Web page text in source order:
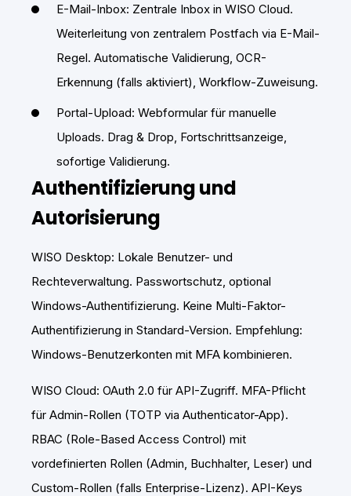
E-Mail-Inbox: Zentrale Inbox in WISO Cloud.
Weiterleitung von zentralem Postfach via E-Mail-
Regel. Automatische Validierung, OCR-
Erkennung (falls aktiviert), Workflow-Zuweisung.
Portal-Upload: Webformular für manuelle
Uploads. Drag & Drop, Fortschrittsanzeige,
sofortige Validierung.
Authentifizierung und
Autorisierung
WISO Desktop: Lokale Benutzer- und
Rechteverwaltung. Passwortschutz, optional
Windows-Authentifizierung. Keine Multi-Faktor-
Authentifizierung in Standard-Version. Empfehlung:
Windows-Benutzerkonten mit MFA kombinieren.
WISO Cloud: OAuth 2.0 für API-Zugriff. MFA-Pflicht
für Admin-Rollen (TOTP via Authenticator-App).
RBAC (Role-Based Access Control) mit
vordefinierten Rollen (Admin, Buchhalter, Leser) und
Custom-Rollen (falls Enterprise-Lizenz). API-Keys